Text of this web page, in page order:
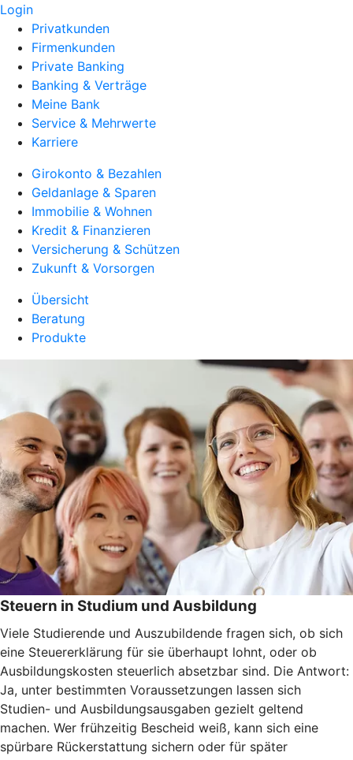
Login
Privatkunden
Firmenkunden
Private Banking
Banking & Verträge
Meine Bank
Service & Mehrwerte
Karriere
Girokonto & Bezahlen
Geldanlage & Sparen
Immobilie & Wohnen
Kredit & Finanzieren
Versicherung & Schützen
Zukunft & Vorsorgen
Übersicht
Beratung
Produkte
Steuern in Studium und Ausbildung
Viele Studierende und Auszubildende fragen sich, ob sich
eine Steuererklärung für sie überhaupt lohnt, oder ob
Ausbildungskosten steuerlich absetzbar sind. Die Antwort:
Ja, unter bestimmten Voraussetzungen lassen sich
Studien- und Ausbildungsausgaben gezielt geltend
machen. Wer frühzeitig Bescheid weiß, kann sich eine
spürbare Rückerstattung sichern oder für später